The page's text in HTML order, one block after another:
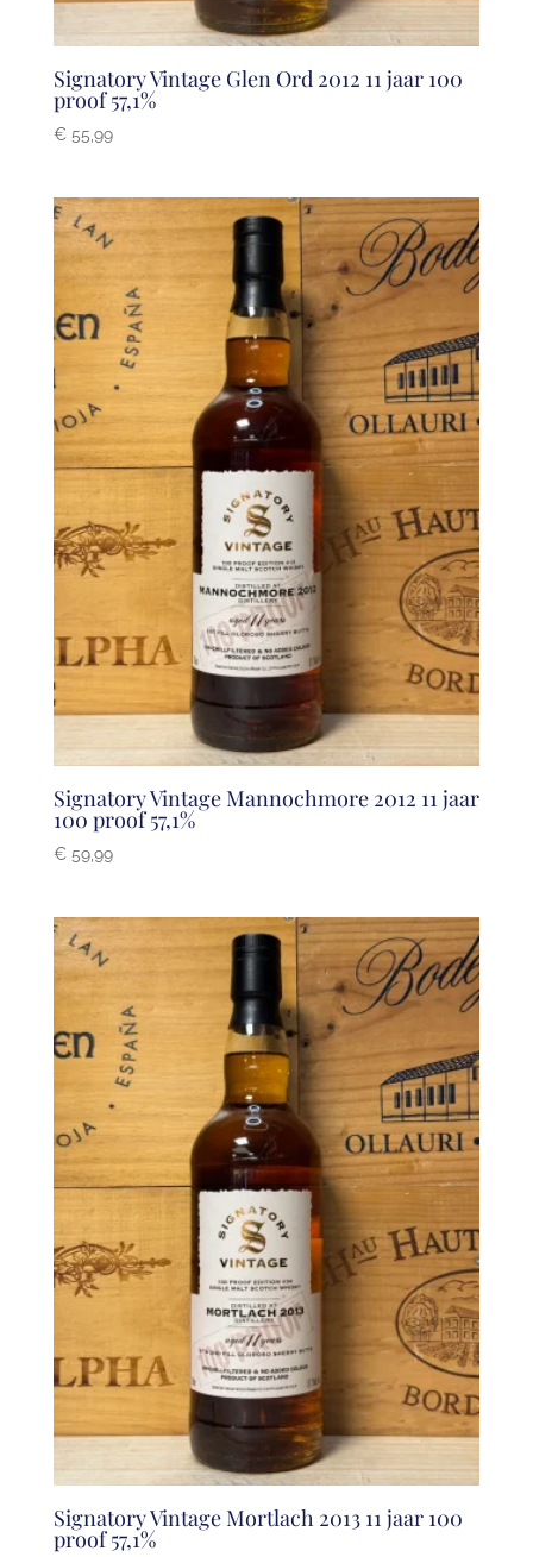
Signatory Vintage Glen Ord 2012 11 jaar 100
proof 57,1%
€55,99
Signatory Vintage Mannochmore 2012 11 jaar
100 proof 57,1%
€59,99
Signatory Vintage Mortlach 2013 11 jaar 100
proof 57,1%